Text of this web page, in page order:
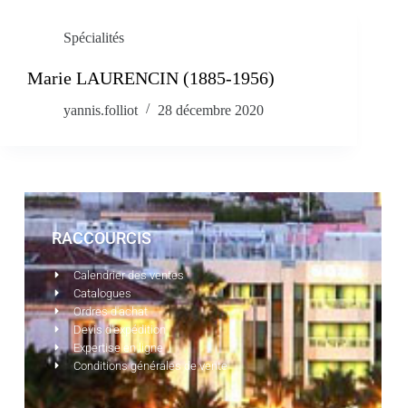
Spécialités
Marie LAURENCIN (1885-1956)
yannis.folliot 28 décembre 2020
RACCOURCIS
Calendrier des ventes
Catalogues
Ordres d'achat
Devis d'expédition
Expertise en ligne
Conditions générales de vente